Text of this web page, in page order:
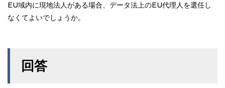
EU域内に現地法人がある場合、データ法上のEU代理人を選任し
なくてよいでしょうか。
回答